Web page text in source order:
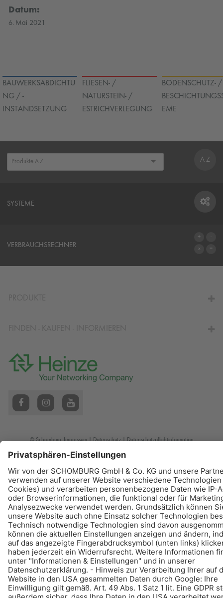
Datum:
6. Mai 2021
BAUWERKSABDICHTU
NG / -
INSTANDSETZUNG
FLIESEN- /
NATURSTEIN- /
ESTRICHVERLEGUNG
BODENSCHUTZ- /
EME
A-Z
SYSTEME
VERBRAUCHSRECHNER
© Schomburg.Impressum|Datenschutz|Datenschutzpflichtinformation
Gestaltung & Realisation +| LOUIS INTERNET